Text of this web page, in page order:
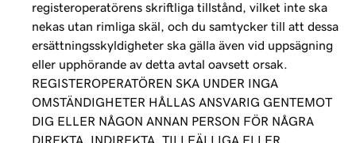
registeroperatörens skriftliga tillstånd, vilket inte ska
nekas utan rimliga skäl, och du samtycker till att dessa
ersättningsskyldigheter ska gälla även vid uppsägning
eller upphörande av detta avtal oavsett orsak.
REGISTEROPERATÖREN SKA UNDER INGA
OMSTÄNDIGHETER HÅLLAS ANSVARIG GENTEMOT
DIG ELLER NÅGON ANNAN PERSON FÖR NÅGRA
DIREKTA, INDIREKTA, TILLFÄLLIGA ELLER